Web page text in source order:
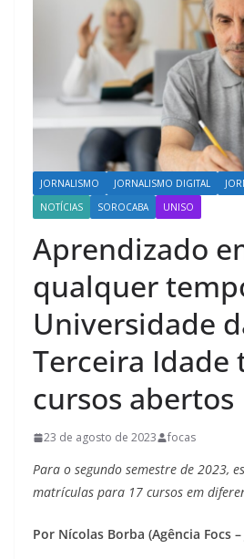
JORNALISMO JORNALISMO DIGITAL
NOTÍCIAS
SOROCABA UNISO
Aprendizado
qualquer
Universidade
Terceira Idade
cursos abertos
23 de agosto de 2023 focas
Para o segundo semestre de 2023,
matrículas para 17 cursos em
Por Nícolas Borba (Agência Focs